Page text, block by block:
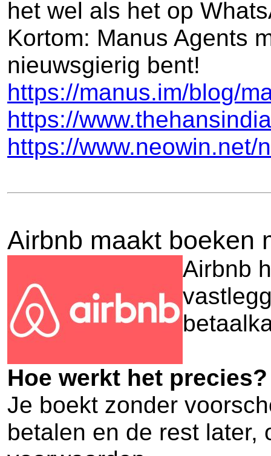
het wel als het op
Kortom: Manus Agents
nieuwsgierig bent!
https://manus.im/blog/
https://
https://www.neowin.net/
Airbnb maakt boeken
Airbnb
Hoe werkt het precies?
Je boekt zonder
betalen en de rest later,